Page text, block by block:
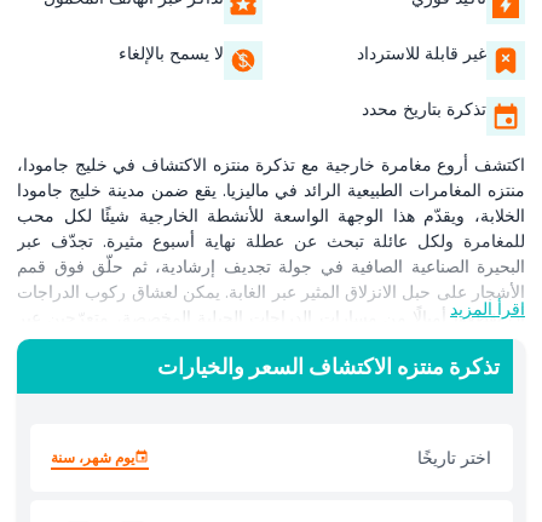
غير قابلة للاسترداد لا يسمح بالإلغاء
تذكرة بتاريخ محدد
اكتشف أروع مغامرة خارجية مع تذكرة منتزه الاكتشاف في خليج جامودا،
منتزه المغامرات الطبيعية الرائد في ماليزيا. يقع ضمن مدينة خليج جامودا
الخلابة، ويقدّم هذا الوجهة الواسعة للأنشطة الخارجية شيئًا لكل محب
للمغامرة ولكل عائلة تبحث عن عطلة نهاية أسبوع مثيرة. تجدّف عبر
البحيرة الصناعية الصافية في جولة تجديف إرشادية، ثم حلّق فوق قمم
الأشجار على حبل الانزلاق المثير عبر الغابة. يمكن لعشاق ركوب الدراجات
أن يقطعوا أميالًا من مسارات الدراجات الجبلية المخصصة، متعرّجين عبر
مظلة الغابة المطيرة الوارفة وعلى طول مجاري المياه النقية. تغلّب على
مسار الحواجز المليء بالأدرينالين واختبر توازنك على ملعب المغامرات
على الحبال العالية، المصمم للأطفال والبالغين على حد سواء. استمتع
وزلاقات صغيرة لقضاء وقت عائلي ممتع لا ينتهي. مثالي لبناء فرق العمل
للشركات، والرحلات المدرسية، أو يوم ممتع مع الأصدقاء، يضم منتزه
اقرأ المزيد
تذكرة منتزه الاكتشاف السعر والخيارات
اختر تاريخًا يوم شهر، سنة